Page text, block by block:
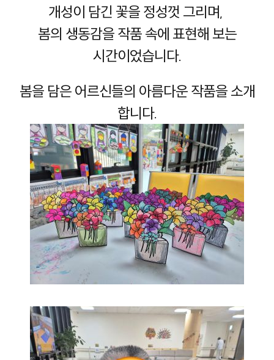
개성이 담긴 꽃을 정성껏 그리며,
봄의 생동감을 작품 속에 표현해 보는
시간이었습니다.
봄을 담은 어르신들의 아름다운 작품을 소개
합니다.